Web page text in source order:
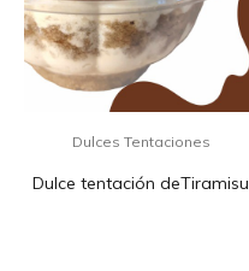
Dulces Tentaciones
Dulce tentación deTiramisu